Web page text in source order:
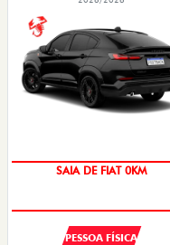
PESSOA FÍSICA